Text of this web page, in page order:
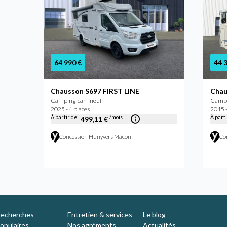
64 990 €
Chausson S697 FIRST LINE
Camping-car - neuf
2025 - 4 places
À partir de 499,11 € /mois
Concession Hunyvers Mâcon
44
2015
À
Entretien & services
Nos agréments
Le blog
Actualités